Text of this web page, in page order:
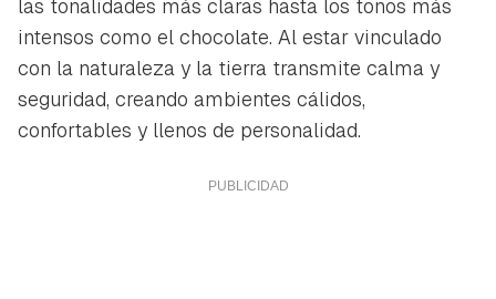
las tonalidades más claras hasta los tonos más
intensos como el chocolate. Al estar vinculado
con la naturaleza y la tierra transmite calma y
seguridad, creando ambientes cálidos,
confortables y llenos de personalidad.